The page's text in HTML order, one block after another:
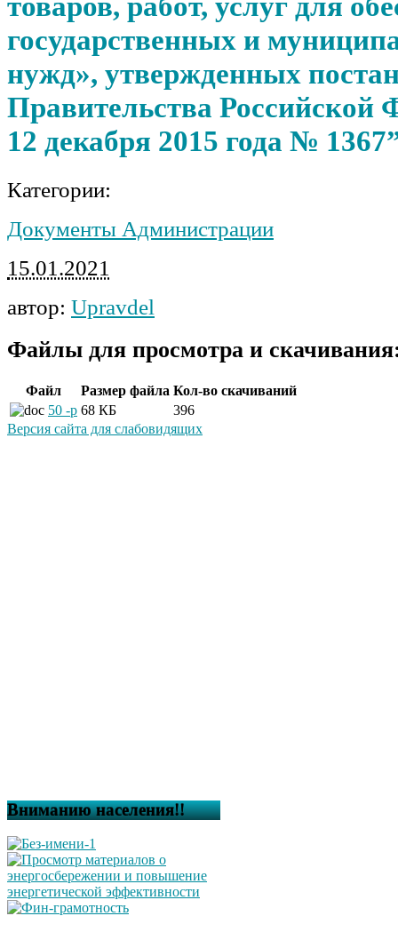
государственных и
нужд», утвержденных
Правительства Российской
12 декабря 2015 года №
Категории:
Документы Администрации
15.01.2021
автор: Upravdel
Файлы для просмотра и
Файл Размер файла Кол-во скачиваний
50 -р 68 КБ
396
Версия сайта для слабовидящих
Вниманию населения!!